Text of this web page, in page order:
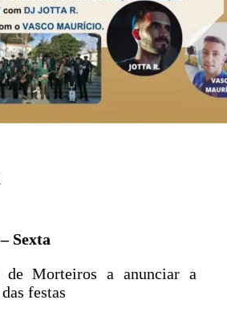
Sexta
de Morteiros a anunciar a
festas